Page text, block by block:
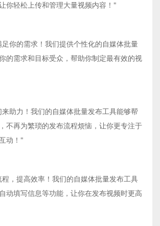
你轻松上传和管理大量视频内容！"
你的需求！我们提供个性化的自媒体批量
的需求和目标受众，帮助你制定最有效的视
助力！我们的自媒体批量发布工具能够帮
不再为繁琐的发布流程烦恼，让你更专注于
动！"
，提高效率！我们的自媒体批量发布工具
动填写信息等功能，让你在发布视频时更高